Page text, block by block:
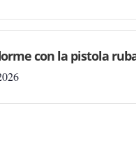
con la pistola